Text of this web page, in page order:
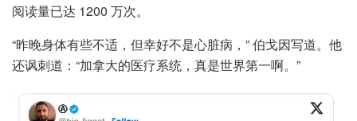
阅读量已达 1200 万次。
“昨晚身体有些不适，但幸好不是心脏病，” 伯戈因写道。他
还讽刺道：“加拿大的医疗系统，真是世界第一啊。”